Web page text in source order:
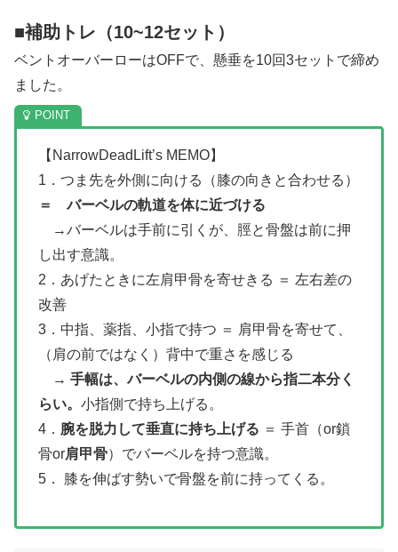
■補助トレ（10~12セット）
ベントオーバーローはOFFで、懸垂を10回3セットで締め
ました。
【NarrowDeadLift’s MEMO】
1．つま先を外側に向ける（膝の向きと合わせる）
＝ バーベルの軌道を体に近づける
→バーベルは手前に引くが、脛と骨盤は前に押
し出す意識。
2．あげたときに左肩甲骨を寄せきる ＝ 左右差の
改善
3．中指、薬指、小指で持つ ＝ 肩甲骨を寄せて、
（肩の前ではなく）背中で重さを感じる
→ 手幅は、バーベルの内側の線から指二本分く
らい。 小指側で持ち上げる。
4． 腕を脱力して垂直に持ち上げる ＝ 手首（or鎖
骨or肩甲骨）でバーベルを持つ意識。
5． 膝を伸ばす勢いで骨盤を前に持ってくる。